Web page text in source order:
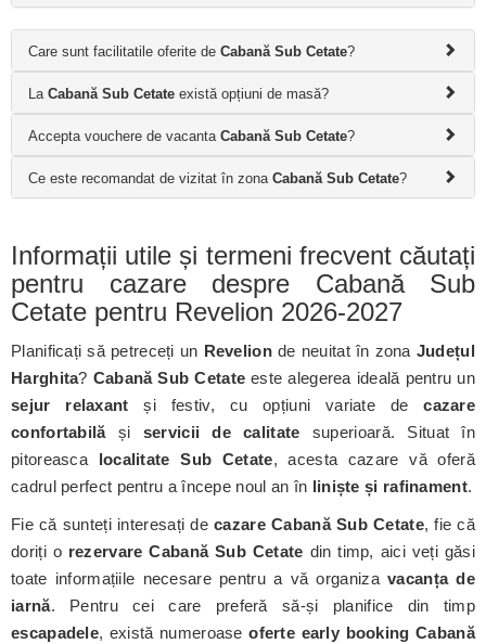
Care sunt facilitatile oferite de Cabană Sub Cetate?
La Cabană Sub Cetate există opțiuni de masă?
Accepta vouchere de vacanta Cabană Sub Cetate?
Ce este recomandat de vizitat în zona Cabană Sub Cetate?
Informații utile și termeni frecvent căutați
pentru cazare despre Cabană Sub
Cetate pentru Revelion 2026-2027
Planificați să petreceți un Revelionde neuitat în zona Județul
Harghita? Cabană Sub Cetate este alegerea ideală pentru un
sejur relaxant și festiv, cu opțiuni variate decazare
confortabilăși servicii de calitate superioară. Situat în
pitoreasca
localitate Sub Cetate, acesta cazare vă oferă
cadrul perfect pentru a începe noul an în liniște și rafinament.
Fie că sunteți interesați decazare Cabană Sub Cetate, fie că
doriți o rezervare Cabană Sub Cetate din timp, aici veți găsi
toate informațiile necesare pentru a vă organizavacanța de
iarnă. Pentru cei care preferă să-și planifice din timp
escapadele, există numeroaseoferte early booking Cabană